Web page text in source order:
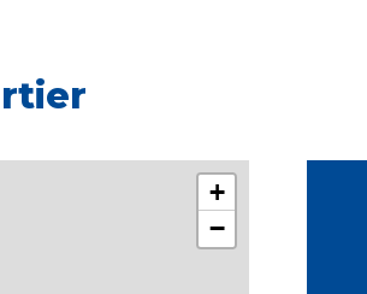
+
−